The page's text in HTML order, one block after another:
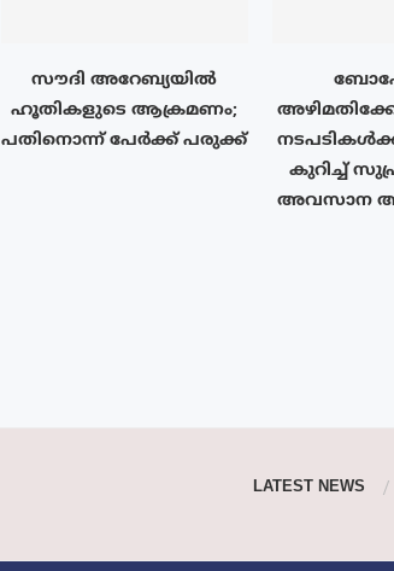
സൗദി അറേബ്യയിൽ
ഹൂതികളുടെ ആക്രമണം;
പതിനൊന്ന് പേർക്ക് പരുക്ക്
കുറിച്ച്
അവസാന
LATEST NEWS